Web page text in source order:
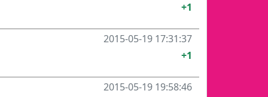
+1
2015-05-19 17:31:37
+1
2015-05-19 19:58:46